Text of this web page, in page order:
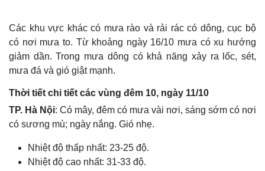
Các khu vực khác có mưa rào và rải rác có dông, cục bộ
có nơi mưa to. Từ khoảng ngày 16/10 mưa có xu hướng
giảm dần. Trong mưa dông có khả năng xảy ra lốc, sét,
mưa đá và gió giật mạnh.
Thời tiết chi tiết các vùng đêm 10, ngày 11/10
TP. Hà Nội: Có mây, đêm có mưa vài nơi, sáng sớm có nơi
có sương mù; ngày nắng. Gió nhẹ.
Nhiệt độ thấp nhất: 23-25 độ.
Nhiệt độ cao nhất: 31-33 độ.